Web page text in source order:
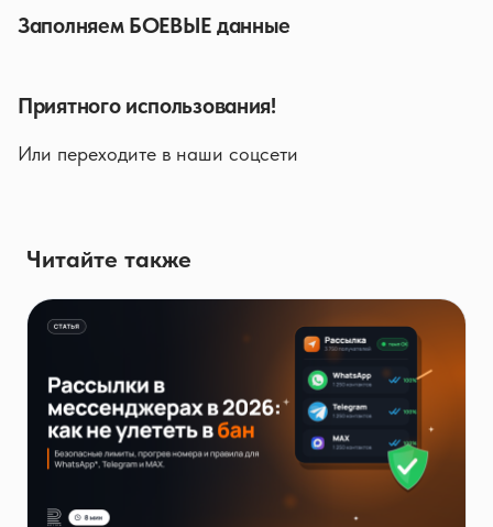
Заполняем БОЕВЫЕ данные
Приятного использования!
Или переходите в наши соцсети
Читайте также